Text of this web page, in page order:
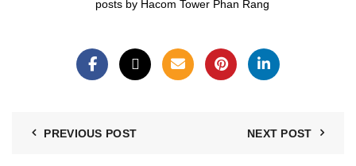
posts by Hacom Tower Phan Rang
PREVIOUS POST NEXT POST